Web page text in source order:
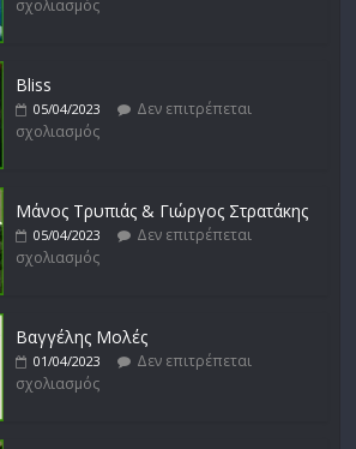
σχολιασμός
Bliss
05/04/2023
Δεν επιτρέπεται
σχολιασμός
Μάνος Τρυπιάς & Γιώργος Στρατάκης
05/04/2023
Δεν επιτρέπεται
σχολιασμός
Βαγγέλης Μολές
01/04/2023
Δεν επιτρέπεται
σχολιασμός